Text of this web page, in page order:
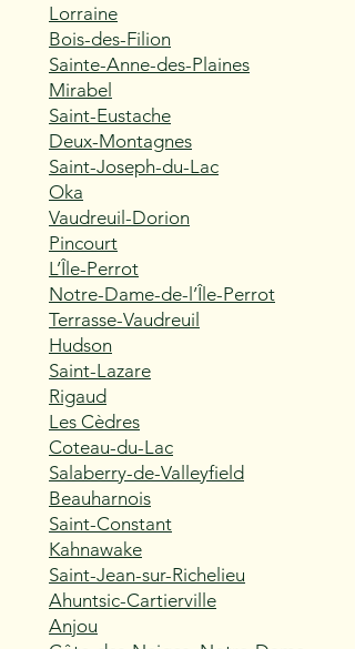
Lorraine
Bois-des-Filion
Sainte-Anne-des-Plaines
Mirabel
Saint-Eustache
Deux-Montagnes
Saint-Joseph-du-Lac
Oka
Vaudreuil-Dorion
Pincourt
L’Île-Perrot
Notre-Dame-de-l’Île-Perrot
Terrasse-Vaudreuil
Hudson
Saint-Lazare
Rigaud
Les Cèdres
Coteau-du-Lac
Salaberry-de-Valleyfield
Beauharnois
Saint-Constant
Kahnawake
Saint-Jean-sur-Richelieu
Ahuntsic-Cartierville
Anjou